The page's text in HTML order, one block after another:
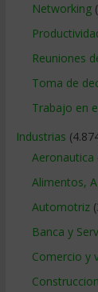
Networking
Reuniones
Toma de
Trabajo en
Industrias
Aeronautica
Alimentos,
Automotriz
Banca y
Comercio y